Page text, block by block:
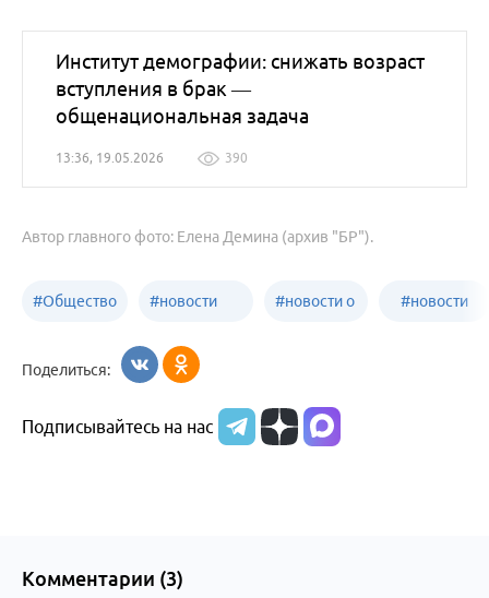
Институт демографии: снижать возраст
вступления в брак —
общенациональная задача
13:36, 19.05.2026 390
Автор главного фото: Елена Демина (архив "БР").
#Общество #новости
образования
#новости о
Алтайского
#новости
Поделиться:
Подписывайтесь на нас
Комментарии (3)